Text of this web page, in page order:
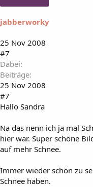
jabberworky
25 Nov 2008
#7
Dabei
Beiträge
25 Nov 2008
#7
Hallo Sandra
Na das nenn ich ja mal
hier war. Super schöne
auf mehr Schnee.
Immer wieder schön zu
Schnee haben.